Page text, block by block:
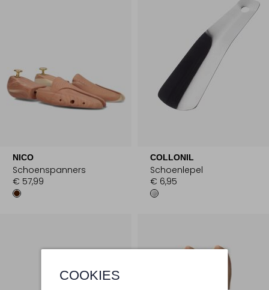
COOKIES
NICO
Schoenspanners
€ 57,99
COLLONIL
Schoenlepel
€ 6,95